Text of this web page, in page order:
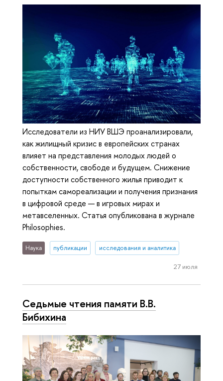
Исследователи из НИУ ВШЭ проанализировали,
как жилищный кризис в европейских странах
влияет на представления молодых людей о
собственности, свободе и будущем. Снижение
доступности собственного жилья приводит к
попыткам самореализации и получения признания
в цифровой среде — в игровых мирах и
метавселенных. Статья опубликована в журнале
Philosophies.
Наука публикации исследования и аналитика
27 июля
Седьмые чтения памяти В.В.
Бибихина